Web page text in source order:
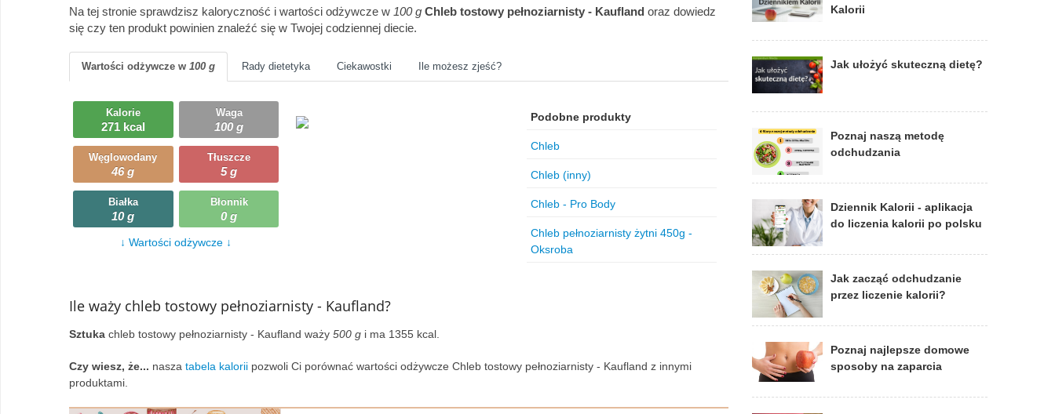
Wczytywanie
Produkty gotowe
Wczytywanie
Przyprawy i dodatki
Ryby i owoce morza
Wczytywanie
Słodycze, desery, ciasta
Wczytywanie
Warzywa
Wczytywanie
Wegetariańskie
Wczytywanie
Zupy
Na tej stronie sprawdzisz kaloryczność i wartości odżywcze w 100 g Chleb tostowy pełnoziarnisty - Kaufland oraz dowiedz
się czy ten produkt powinien znaleźć się w Twojej codziennej diecie.
Wartości odżywcze w 100 g Rady dietetyka Ciekawostki Ile możesz zjeść?
Kalorie
271 kcal
Waga
100 g
Węglowodany
46 g
Tłuszcze
5 g
Białka
10 g
Błonnik
0 g
↓ Wartości odżywcze ↓
Podobne produkty
Chleb
Chleb (inny)
Chleb - Pro Body
Chleb pełnoziarnisty żytni 450g -
Oksroba
Ile waży chleb tostowy pełnoziarnisty - Kaufland?
Sztuka chleb tostowy pełnoziarnisty - Kaufland waży 500 g i ma 1355 kcal.
Czy wiesz, że... nasza tabela kalorii pozwoli Ci porównać wartości odżywcze Chleb tostowy pełnoziarnisty - Kaufland z innymi
produktami.
Kalorii
Jak ułożyć skuteczną dietę?
Poznaj naszą metodę
odchudzania
Dziennik Kalorii - aplikacja
do liczenia kalorii po polsku
Jak zacząć odchudzanie
przez liczenie kalorii?
Poznaj najlepsze domowe
sposoby na zaparcia